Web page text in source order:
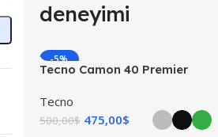
deneyimi
-5%
YENI
Tecno Camon 40 Premier
Tecno
500,00$ 475,00$